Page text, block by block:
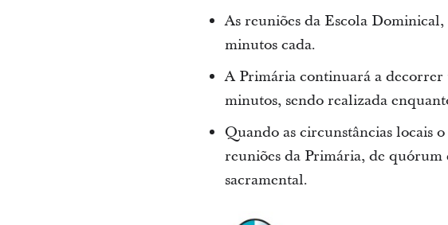
As reuniões da Escola
minutos cada.
A Primária continuará a decorrer
minutos, sendo realizada
Quando as circunstâncias locais
reuniões da Primária, de quórum
sacramental.